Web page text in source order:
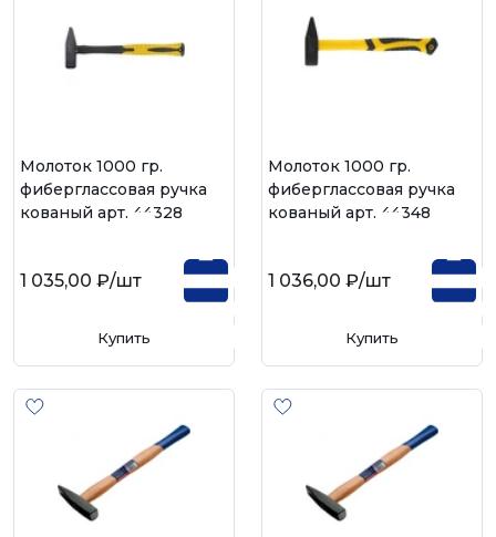
Молоток 1000 гр.
фиберглассовая ручка
кованый арт. 44328
1 035,00 ₽/шт
Купить
Молоток 1000 гр.
фиберглассовая ручка
кованый арт. 44348
1 036,00 ₽/шт
Купить